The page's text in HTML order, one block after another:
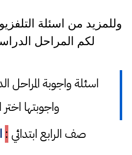
وللمزيد من اسئلة
لكم المراحل
اسئلة واجوبة المراحل
واجوبتها اختر
صف الرابع ابتدائي :